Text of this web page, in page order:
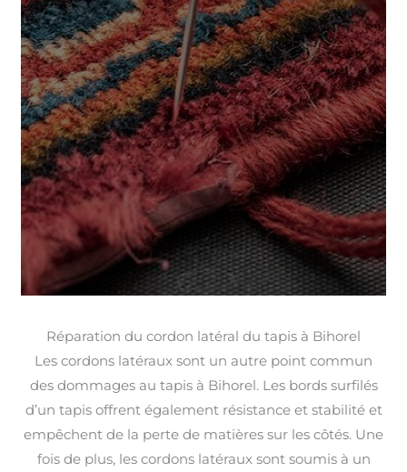
Réparation du cordon latéral du tapis à Bihorel
Les cordons latéraux sont un autre point commun
des dommages au tapis à Bihorel. Les bords surfilés
d’un tapis offrent également résistance et stabilité et
empêchent de la perte de matières sur les côtés. Une
fois de plus, les cordons latéraux sont soumis à un